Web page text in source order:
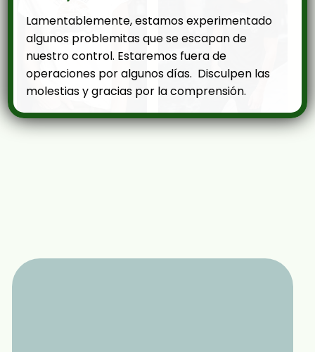
Lamentablemente, estamos experimentado
algunos problemitas que se escapan de
nuestro control. Estaremos fuera de
operaciones por algunos días. Disculpen las
molestias y gracias por la comprensión.